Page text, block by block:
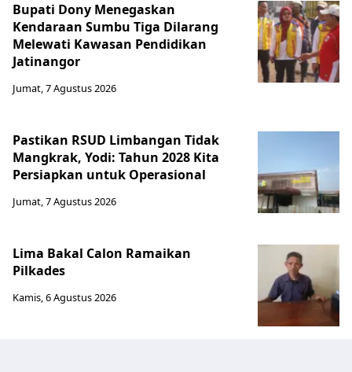
Bupati Dony Menegaskan
Kendaraan Sumbu Tiga Dilarang
Melewati Kawasan Pendidikan
Jatinangor
Jumat, 7 Agustus 2026
Pastikan RSUD Limbangan Tidak
Mangkrak, Yodi: Tahun 2028 Kita
Persiapkan untuk Operasional
Jumat, 7 Agustus 2026
Lima Bakal Calon Ramaikan
Pilkades
Kamis, 6 Agustus 2026